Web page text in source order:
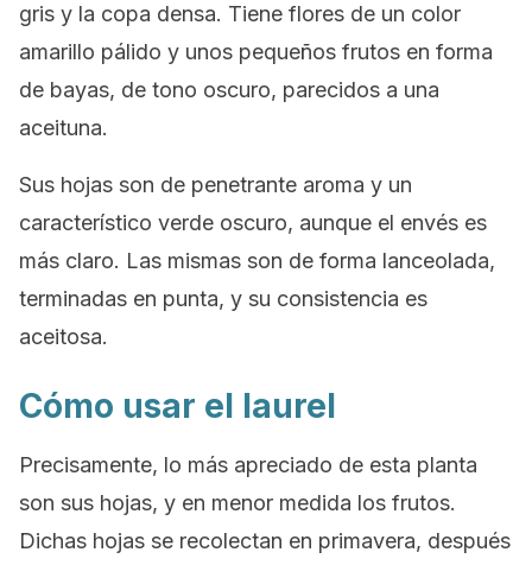
gris y la copa densa. Tiene flores de un color
amarillo pálido y unos pequeños frutos en forma
de bayas, de tono oscuro, parecidos a una
aceituna.
Sus hojas son de penetrante aroma y un
característico verde oscuro, aunque el envés es
más claro. Las mismas son de forma lanceolada,
terminadas en punta, y su consistencia es
aceitosa.
Cómo usar el laurel
Precisamente, lo más apreciado de esta planta
son sus hojas, y en menor medida los frutos.
Dichas hojas se recolectan en primavera, después